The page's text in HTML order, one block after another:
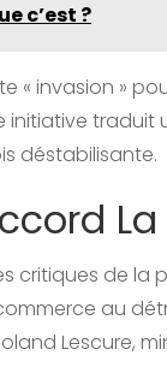
c’est ?
« invasion »
traduit
déstabilisante.
critiques de la
au
Lescure,